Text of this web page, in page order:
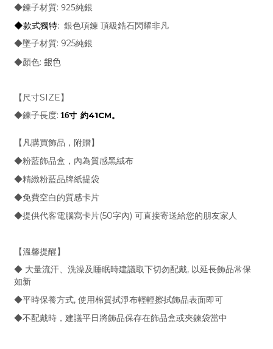
◆鍊子材質: 925純銀
◆款式獨特: 銀色項鍊 頂級鋯石閃耀非凡
◆墜子材質: 925純銀
◆顏色: 銀色
【尺寸SIZE 】
◆鍊子長度: 16寸 約41CM。
【凡購買飾品，附贈】
◆粉藍飾品盒，內為質感黑絨布
◆精緻粉藍品牌紙提袋
◆免費空白的質感卡片
◆提供代客電腦寫卡片(50字內) 可直接寄送給您的朋友家人
【溫馨提醒】
◆ 大量流汗、洗澡及睡眠時建議取下切勿配戴, 以延長飾品常保
如新
◆平時保養方式, 使用棉質拭淨布輕輕擦拭飾品表面即可
◆不配戴時，建議平日將飾品保存在飾品盒或夾鍊袋當中